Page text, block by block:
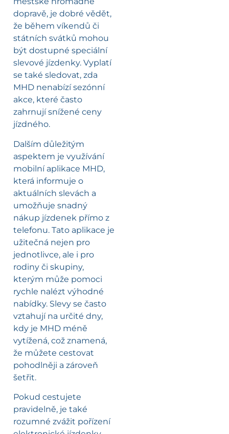
dopravě, je dobré vědět,
že během víkendů či
státních svátků mohou
být dostupné speciální
slevové jízdenky. Vyplatí
se také sledovat, zda
MHD nenabízí sezónní
akce, které často
zahrnují snížené ceny
jízdného.
Dalším důležitým
aspektem je využívání
mobilní aplikace MHD,
která informuje o
aktuálních slevách a
umožňuje snadný
nákup jízdenek přímo z
telefonu. Tato aplikace je
užitečná nejen pro
jednotlivce, ale i pro
rodiny či skupiny,
kterým může pomoci
rychle nalézt výhodné
nabídky. Slevy se často
vztahují na určité dny,
kdy je MHD méně
vytížená, což znamená,
že můžete cestovat
pohodlněji a zároveň
šetřit.
Pokud cestujete
pravidelně, je také
rozumné zvážit pořízení